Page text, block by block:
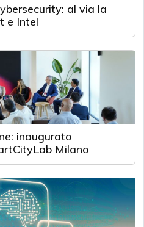
al via la
e Intel
inaugurato
Milano